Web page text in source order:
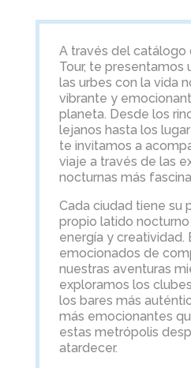
A través del catálogo
Tour, te presentamos
las urbes con la vida
vibrante y
planeta. Desde los
lejanos hasta los
te invitamos a
viaje a través de las
nocturnas más
Cada ciudad tiene su
propio latido
energía y creatividad.
emocionados de
nuestras aventuras
exploramos los
los bares más
más emocionantes
estas metrópolis
atardecer.